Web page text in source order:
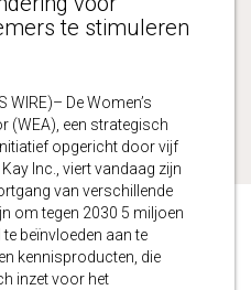
te stimuleren
WIRE)– De Women’s
(WEA), een strategisch
opgericht door vijf
Inc., viert vandaag zijn
van verschillende
om tegen 2030 5 miljoen
beïnvloeden aan te
kennisproducten, die
inzet voor het